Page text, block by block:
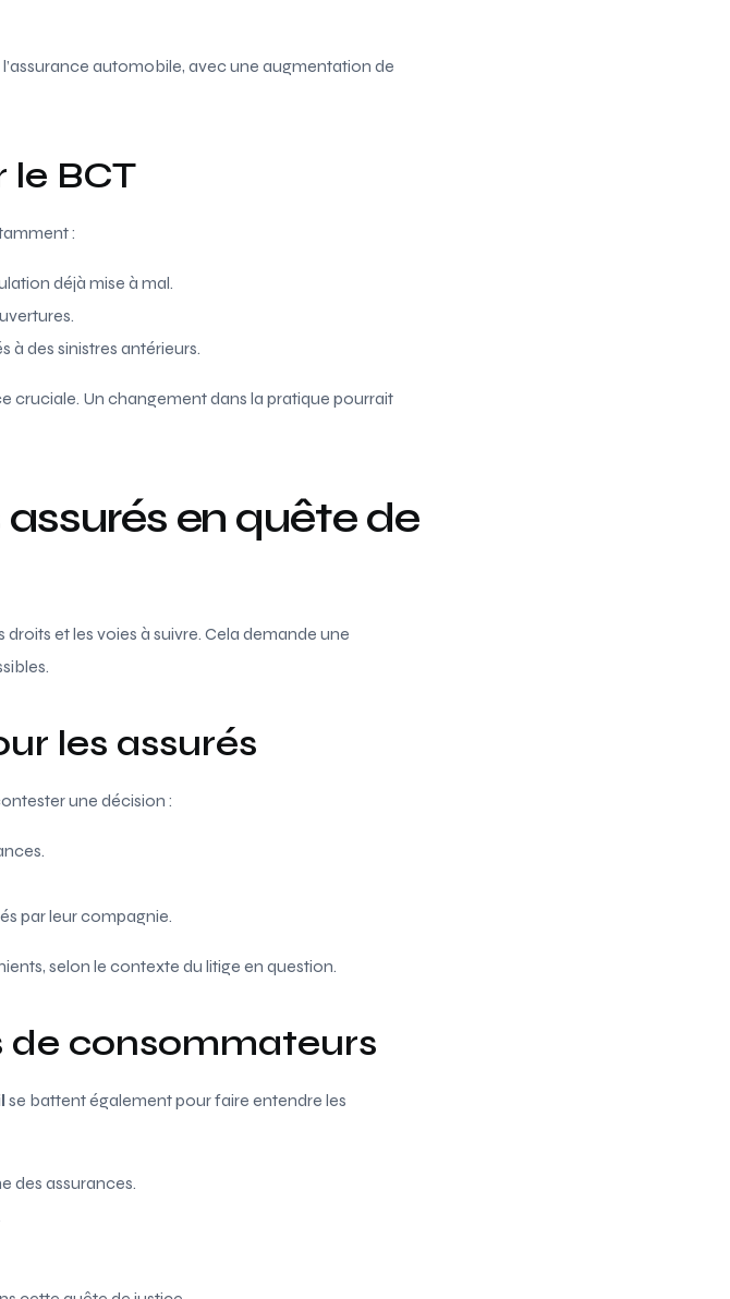
automobile, avec une augmentation de
le BCT
:
déjà mise à mal.
à des sinistres antérieurs.
cruciale. Un changement dans la pratique pourrait
en quête de
et les voies à suivre. Cela demande une
les assurés
une décision :
par leur compagnie.
selon le contexte du litige en question.
de consommateurs
se battent également pour faire entendre les
des assurances.